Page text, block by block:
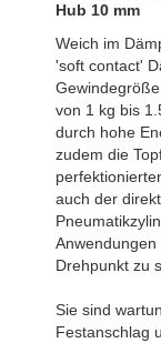
Hub 10 mm
Weich im
'soft contact'
von 1 kg bis
durch hohe
zudem die
auch der
Drehpunkt zu
Sie sind
Festanschlag